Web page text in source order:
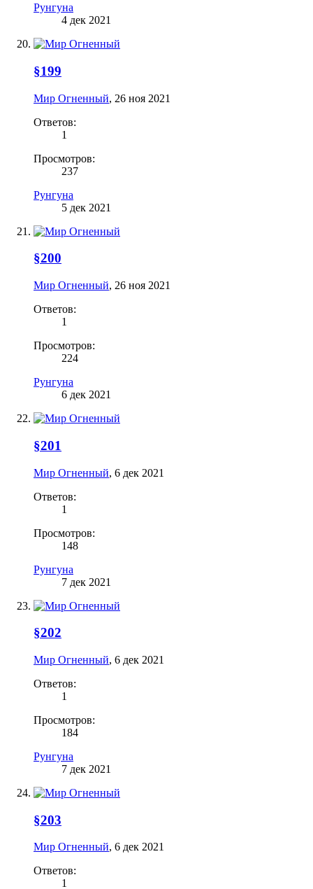
Рунгуна
4 дек 2021
§199
Мир Огненный, 26 ноя 2021
Ответов:
1
Просмотров:
237
Рунгуна
5 дек 2021
§200
Мир Огненный, 26 ноя 2021
Ответов:
1
Просмотров:
224
Рунгуна
6 дек 2021
§201
Мир Огненный, 6 дек 2021
Ответов:
1
Просмотров:
148
Рунгуна
7 дек 2021
§202
Мир Огненный, 6 дек 2021
Ответов:
1
Просмотров:
184
Рунгуна
7 дек 2021
§203
Мир Огненный, 6 дек 2021
Ответов:
1